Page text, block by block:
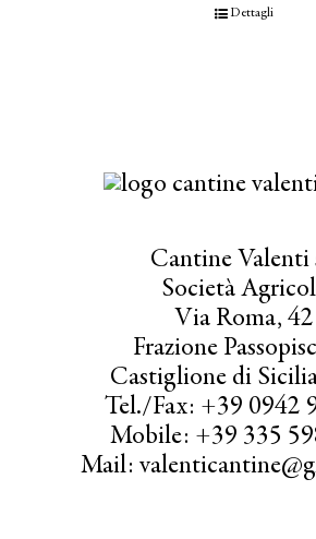
Dettagli
Cantine Valenti
Società
Via Roma, 42
Frazione
Castiglione di
Tel./Fax: +39 0942
Mobile: +39 335
Mail: